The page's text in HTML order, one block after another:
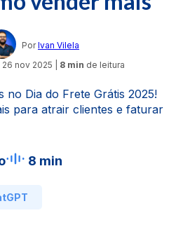
Por Ivan Vilela
26 nov 2025 8 min de leitura
no Dia do Frete Grátis 2025!
para atrair clientes e faturar
8 min